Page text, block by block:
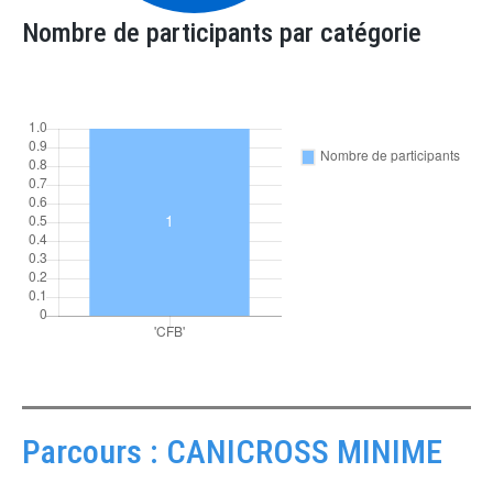
Nombre de participants par catégorie
Parcours : CANICROSS MINIME